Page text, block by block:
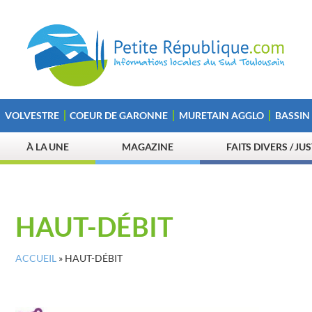
VOLVESTRE COEUR DE GARONNE MURETAIN AGGLO
À LA UNE MAGAZINE FAITS DIVERS /
HAUT-DÉBIT
ACCUEIL » HAUT-DÉBIT